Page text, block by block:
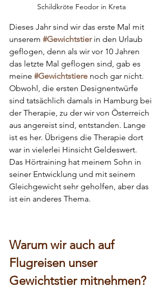
Schildkröte Feodor in Kreta
Dieses Jahr sind wir das erste Mal mit
unserem #Gewichtstier in den Urlaub
geflogen, denn als wir vor 10 Jahren
das letzte Mal geflogen sind, gab es
meine #Gewichtstiere noch gar nicht.
Obwohl, die ersten Designentwürfe
sind tatsächlich damals in Hamburg bei
der Therapie, zu der wir von Österreich
aus angereist sind, entstanden. Lange
ist es her. Übrigens die Therapie dort
war in vielerlei Hinsicht Geldeswert.
Das Hörtraining hat meinem Sohn in
seiner Entwicklung und mit seinem
Gleichgewicht sehr geholfen, aber das
ist ein anderes Thema.
Warum wir auch auf
Flugreisen unser
Gewichtstier mitnehmen?